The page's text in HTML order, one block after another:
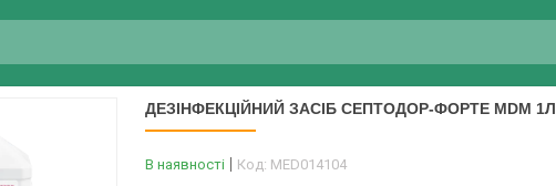
ДЕЗІНФЕКЦІЙНИЙ ЗАСІБ СЕПТОДОР-ФОРТЕ MDM 1Л
В наявності Код: MED014104